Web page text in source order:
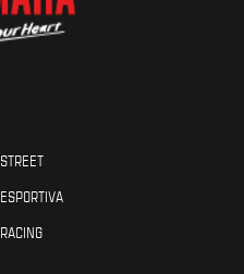
STREET
ESPORTIVA
RACING